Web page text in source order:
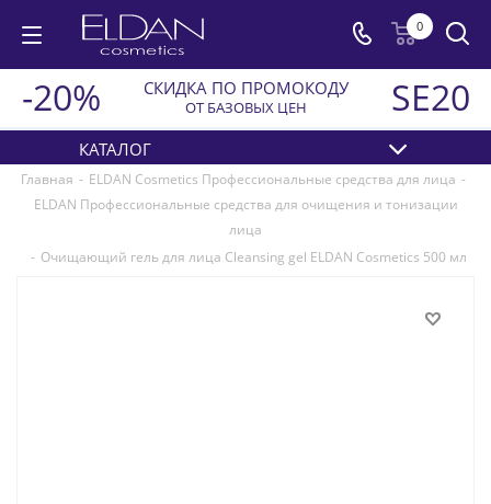
0
-20% СКИДКА ПО ПРОМОКОДУ
ОТ БАЗОВЫХ ЦЕН SE20
КАТАЛОГ
Главная - ELDAN Cosmetics Профессиональные средства для лица -
ELDAN Профессиональные средства для очищения и тонизации
лица
- Очищающий гель для лица Cleansing gel ELDAN Cosmetics 500 мл